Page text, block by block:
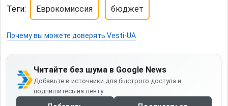
Теги: Еврокомиссия бюджет
Почему вы можете доверять Vesti-UA
Читайте без шума в Google News
Добавьте в источники для быстрого доступа и
подпишитесь на ленту